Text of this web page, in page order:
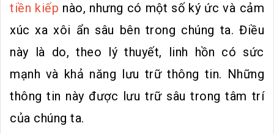
tiền kiếp nào, nhưng có một số ký ức và cảm
xúc xa xôi ẩn sâu bên trong chúng ta. Điều
này là do, theo lý thuyết, linh hồn có sức
mạnh và khả năng lưu trữ thông tin. Những
thông tin này được lưu trữ sâu trong tâm trí
của chúng ta.